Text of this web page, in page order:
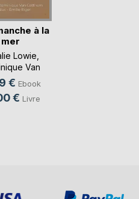
à la
mer
Lowie
Van
€ Ebook
€ Livre